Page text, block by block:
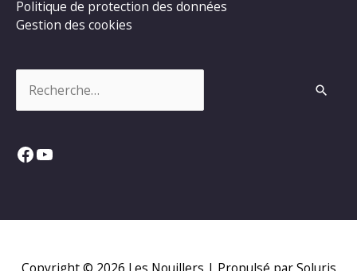
Politique de protection des données
Gestion des cookies
Facebook
YouTube